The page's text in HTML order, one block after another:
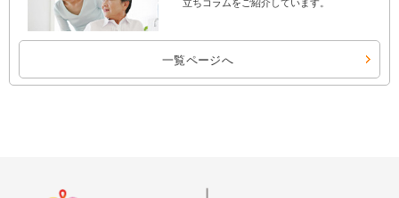
立ちコラムをご紹介しています。
一覧ページへ